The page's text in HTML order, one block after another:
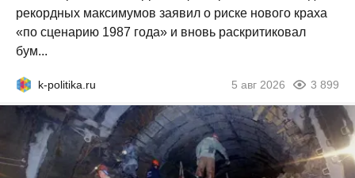
рекордных максимумов заявил о риске нового краха
«по сценарию 1987 года» и вновь раскритиковал
бум...
k-politika.ru 5 авг 2026 3 899